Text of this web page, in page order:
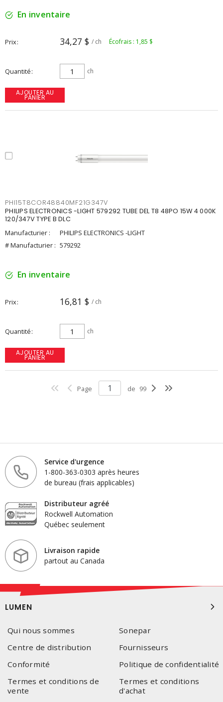
En inventaire
Prix 34,27 $ / ch Écofrais : 1,85 $
Quantité ch
AJOUTER AU
PANIER
PHI15T8COR48840MF21G347V
PHILIPS ELECTRONICS -LIGHT 579292 TUBE DEL T8 48PO 15W 4 000K
120/347V TYPE B DLC
Manufacturier :
PHILIPS ELECTRONICS -LIGHT
# Manufacturier : 579292
En inventaire
Prix 16,81 $ / ch
Quantité ch
AJOUTER AU
PANIER
Page de 99
Service d'urgence
1-800-363-0303 après heures
de bureau (frais applicables)
Distributeur agréé
Rockwell Automation
Québec seulement
Livraison rapide
partout au Canada
LUMEN
Qui nous sommes
Sonepar
Centre de distribution
Fournisseurs
Conformité
Politique de confidentialité
Termes et conditions de
vente
Termes et conditions
d'achat